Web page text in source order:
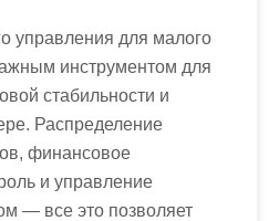
управления для малого
инструментом для
стабильности и
Распределение
финансовое
и управление
— все это позволяет